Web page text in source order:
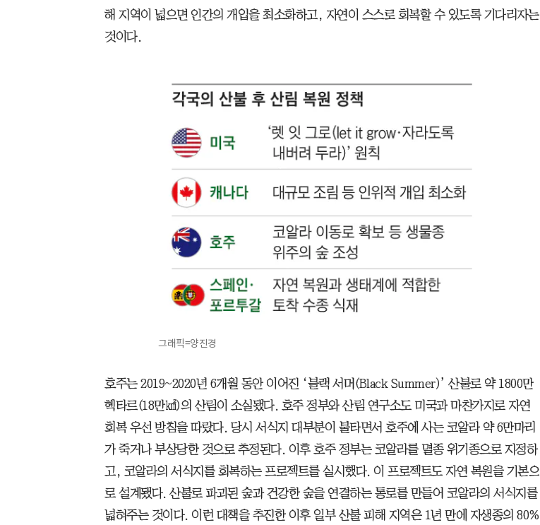
해 지역이 넓으면 인간의 개입을 최소화하고, 자연이 스스로 회복할 수 있도록 기다리자는
것이다.
그래픽=양진경
호주는 2019~2020년 6개월 동안 이어진 ‘블랙 서머(Black Summer)’ 산불로 약 1800만
헥타르(18만㎢)의 산림이 소실됐다. 호주 정부와 산림 연구소도 미국과 마찬가지로 자연
회복 우선 방침을 따랐다. 당시 서식지 대부분이 불타면서 호주에 사는 코알라 약 6만마리
가 죽거나 부상당한 것으로 추정된다. 이후 호주 정부는 코알라를 멸종 위기종으로 지정하
고, 코알라의 서식지를 회복하는 프로젝트를 실시했다. 이 프로젝트도 자연 복원을 기본으
로 설계됐다. 산불로 파괴된 숲과 건강한 숲을 연결하는 통로를 만들어 코알라의 서식지를
넓혀주는 것이다. 이런 대책을 추진한 이후 일부 산불 피해 지역은 1년 만에 자생종의 80%